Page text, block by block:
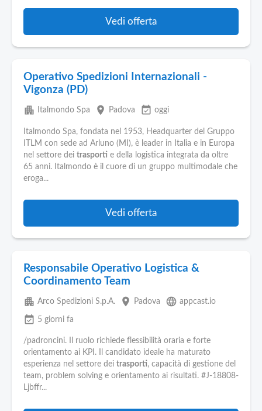
Vedi offerta
Operativo Spedizioni Internazionali -
Vigonza (PD)
apartment Italmondo Spa place Padova event_available oggi
Italmondo Spa, fondata nel 1953, Headquarter del Gruppo
ITLM con sede ad Arluno (MI), è leader in Italia e in Europa
nel settore dei trasporti e della logistica integrata da oltre
65 anni. Italmondo è il cuore di un gruppo multimodale che
eroga...
Vedi offerta
Responsabile Operativo Logistica &
Coordinamento Team
apartment Arco Spedizioni S.p.A. place Padova language appcast.io
event_available 5 giorni fa
/padroncini. Il ruolo richiede flessibilità oraria e forte
orientamento ai KPI. Il candidato ideale ha maturato
esperienza nel settore dei trasporti, capacità di gestione del
team, problem solving e orientamento ai risultati. #J-18808-
Ljbffr...